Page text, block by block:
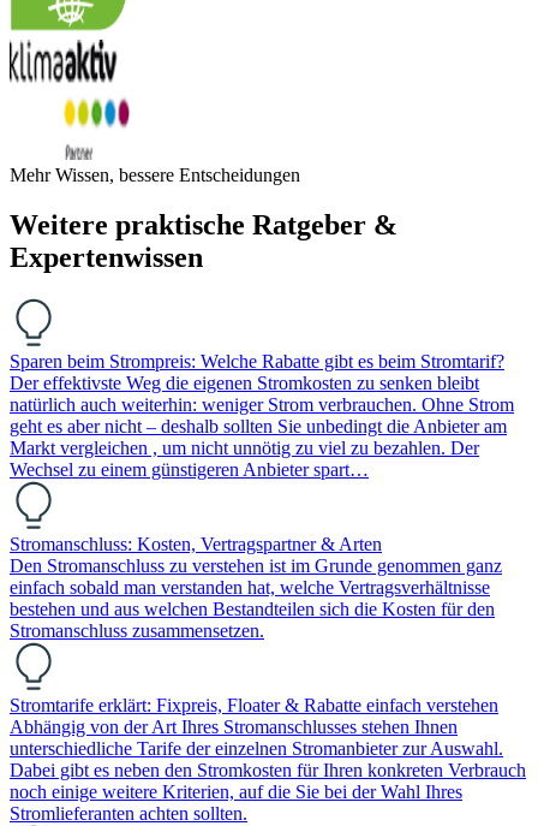
Mehr Wissen, bessere Entscheidungen
Weitere praktische Ratgeber &
Expertenwissen
Sparen beim Strompreis: Welche Rabatte gibt es beim Stromtarif?
Der effektivste Weg die eigenen Stromkosten zu senken bleibt
natürlich auch weiterhin: weniger Strom verbrauchen. Ohne Strom
geht es aber nicht – deshalb sollten Sie unbedingt die Anbieter am
Markt vergleichen , um nicht unnötig zu viel zu bezahlen. Der
Wechsel zu einem günstigeren Anbieter spart…
Stromanschluss: Kosten, Vertragspartner & Arten
Den Stromanschluss zu verstehen ist im Grunde genommen ganz
einfach sobald man verstanden hat, welche Vertragsverhältnisse
bestehen und aus welchen Bestandteilen sich die Kosten für den
Stromanschluss zusammensetzen.
Stromtarife erklärt: Fixpreis, Floater & Rabatte einfach verstehen
Abhängig von der Art Ihres Stromanschlusses stehen Ihnen
unterschiedliche Tarife der einzelnen Stromanbieter zur Auswahl.
Dabei gibt es neben den Stromkosten für Ihren konkreten Verbrauch
noch einige weitere Kriterien, auf die Sie bei der Wahl Ihres
Stromlieferanten achten sollten.